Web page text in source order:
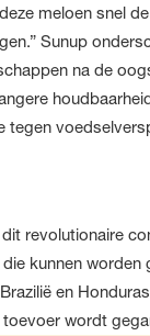
meloen snel
Sunup
na de
tegen
revolutionaire
kunnen worden
en
wordt